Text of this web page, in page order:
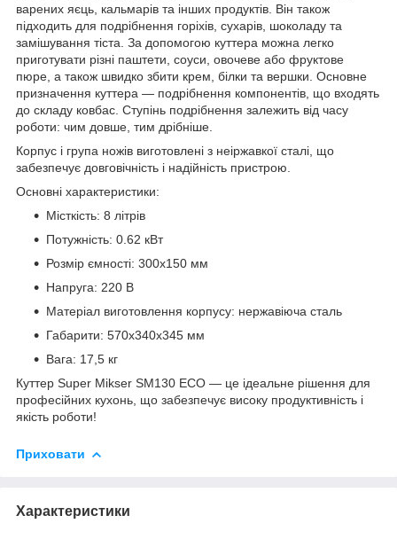
варених яєць, кальмарів та інших продуктів. Він також
підходить для подрібнення горіхів, сухарів, шоколаду та
замішування тіста. За допомогою куттера можна легко
приготувати різні паштети, соуси, овочеве або фруктове
пюре, а також швидко збити крем, білки та вершки. Основне
призначення куттера — подрібнення компонентів, що входять
до складу ковбас. Ступінь подрібнення залежить від часу
роботи: чим довше, тим дрібніше.
Корпус і група ножів виготовлені з неіржавкої сталі, що
забезпечує довговічність і надійність пристрою.
Основні характеристики:
Місткість: 8 літрів
Потужність: 0.62 кВт
Розмір ємності: 300х150 мм
Напруга: 220 В
Матеріал виготовлення корпусу: нержавіюча сталь
Габарити: 570х340х345 мм
Вага: 17,5 кг
Куттер Super Mikser SM130 ECO — це ідеальне рішення для
професійних кухонь, що забезпечує високу продуктивність і
якість роботи!
Приховати
Характеристики